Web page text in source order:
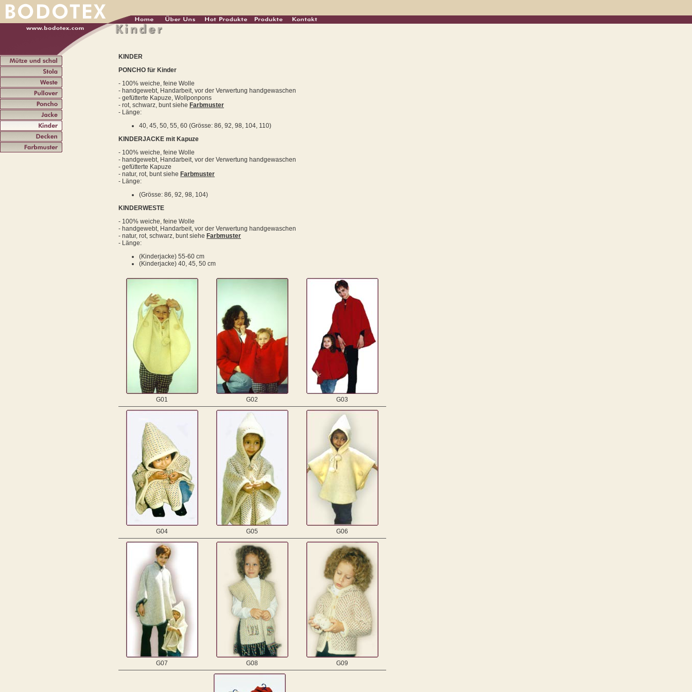
KINDER
PONCHO für Kinder
- 100% weiche, feine Wolle
- handgewebt, Handarbeit, vor der Verwertung handgewaschen
- gefütterte Kapuze, Wollponpons
- rot, schwarz, bunt siehe Farbmuster
- Länge:
40, 45, 50, 55, 60 (Grösse: 86, 92, 98, 104, 110)
KINDERJACKE mit Kapuze
- 100% weiche, feine Wolle
- handgewebt, Handarbeit, vor der Verwertung handgewaschen
- gefütterte Kapuze
- natur, rot, bunt siehe Farbmuster
- Länge:
(Grösse: 86, 92, 98, 104)
KINDERWESTE
- 100% weiche, feine Wolle
- handgewebt, Handarbeit, vor der Verwertung handgewaschen
- natur, rot, schwarz, bunt siehe Farbmuster
- Länge:
(Kinderjacke) 55-60 cm
(Kinderjacke) 40, 45, 50 cm
G01 G02 G03
G04 G05 G06
G07 G08 G09